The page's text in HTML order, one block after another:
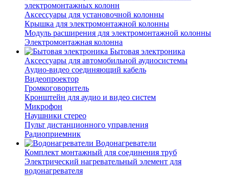
электромонтажных колонн
Аксессуары для установочной колонны
Крышка для электромонтажной колонны
Модуль расширения для электромонтажной колонны
Электромонтажная колонна
Бытовая электроника
Аксессуары для автомобильной аудиосистемы
Аудио-видео соединяющий кабель
Видеопроектор
Громкоговоритель
Кронштейн для аудио и видео систем
Микрофон
Наушники стерео
Пульт дистанционного управления
Радиоприемник
Водонагреватели
Комплект монтажный для соединения труб
Электрический нагревательный элемент для
водонагревателя